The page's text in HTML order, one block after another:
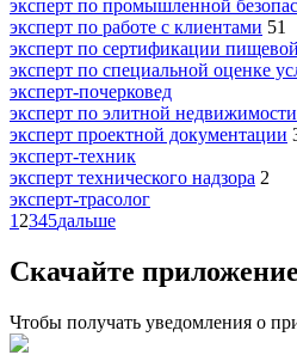
эксперт по промышленной
эксперт по работе с клиентами 51
эксперт по сертификации
эксперт по специальной оценке
эксперт-почерковед
эксперт по элитной недвижимости
эксперт проектной документации
эксперт-техник
эксперт технического надзора 2
эксперт-трасолог
1 2345дальше
Скачайте приложение
Чтобы получать уведомления о